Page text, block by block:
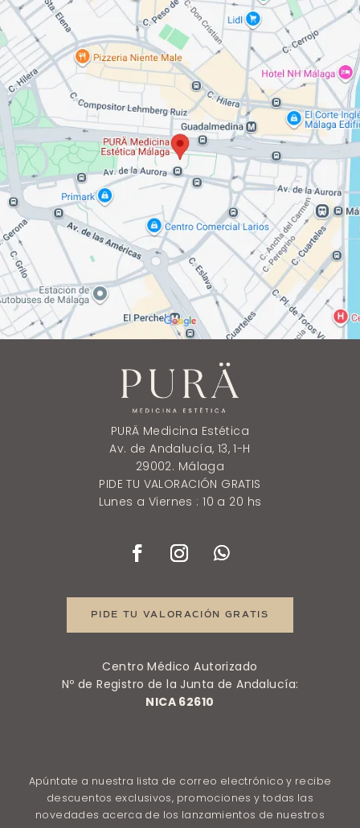
PURÄ Medicina Estética
Av. de Andalucía, 13, 1-H
29002. Málaga
PIDE TU VALORACIÓN GRATIS
Lunes a Viernes : 10 a 20 hs
PIDE TU VALORACIÓN GRATIS
Centro Médico Autorizado
Nº de Registro de la Junta de Andalucía:
NICA 62610
Apúntate a nuestra lista de correo electrónico y recibe
descuentos exclusivos, promociones y todas las
novedades acerca de los lanzamientos de nuestros